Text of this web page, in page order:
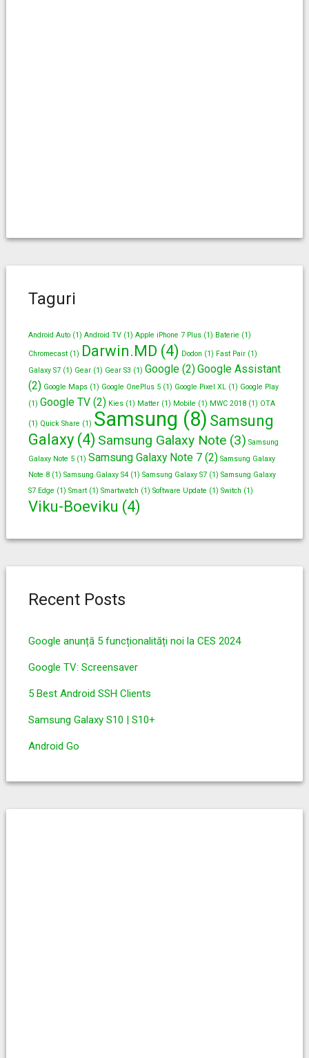
Taguri
Android Auto(1) Android TV(1) Apple iPhone 7 Plus(1) Baterie (1)
Chromecast(1) Darwin.MD (4) Dodon (1) Fast Pair(1)
Galaxy S7(1) Gear(1) Gear S3 (1) Google(2)Google Assistant
(2) Google Maps(1) Google OnePlus 5(1) Google Pixel XL(1) Google Play
(1) Google TV(2) Kies(1) Matter(1) Mobile (1) MWC 2018(1) OTA
(1) Quick Share (1) Samsung (8) Samsung
Galaxy(4) Samsung Galaxy Note(3) Samsung
Galaxy Note 5(1) Samsung Galaxy Note 7(2) Samsung Galaxy
Note 8(1) Samsung Galaxy S4(1) Samsung Galaxy S7(1) Samsung Galaxy
S7 Edge (1) Smart(1) Smartwatch (1) Software Update (1) Switch (1)
Viku-Boeviku (4)
Recent Posts
Google anunță 5 funcționalități noi la CES 2024
Google TV: Screensaver
5 Best Android SSH Clients
Samsung Galaxy S10 | S10+
Android Go